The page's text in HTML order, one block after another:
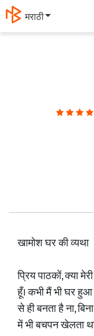
मराठी
खामोश घर की व्यथा
प्रिय पाठकों, क्या
हूँ। कभी मैं भी घर हुआ
से ही बनता है ना,
में भी बचपन खेलता